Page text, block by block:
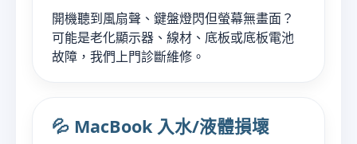
開機聽到風扇聲、鍵盤燈閃但螢幕無畫面？
可能是老化顯示器、線材、底板或底板電池
故障，我們上門診斷維修。
💦 MacBook 入水/液體損壞